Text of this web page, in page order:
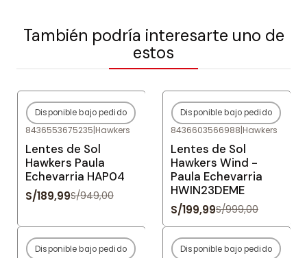
También podría interesarte uno de
estos
-80%OFF
Agotado
Disponible bajo pedido
8436553675235|Hawkers
Lentes de Sol
Hawkers Paula
Echevarria HAP04
S/189,99S/949,00
-80%OFF
Agotado
Disponible bajo pedido
8436603566988|Hawkers
Lentes de Sol
Hawkers Wind -
Paula Echevarria
HWIN23DEME
S/199,99S/999,00
-80%OFF
Disponible bajo pedido -80%OFF
Disponible bajo pedido